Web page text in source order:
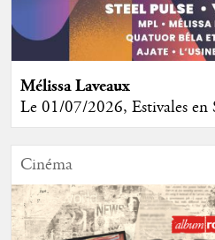
Mélissa Laveaux
Le 01/07/2026, Estivales en
Cinéma